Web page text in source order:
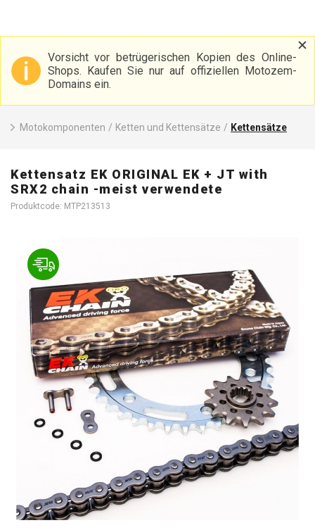
Vorsicht vor betrügerischen Kopien des Online-
Shops. Kaufen Sie nur auf offiziellen Motozem-
Domains ein.
Motokomponenten / Ketten und Kettensätze / Kettensätze
Kettensatz EK ORIGINAL EK + JT with
SRX2 chain -meist verwendete
Produktcode: MTP213513